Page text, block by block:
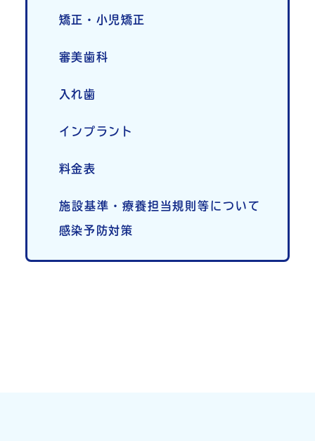
矯正・小児矯正
審美歯科
入れ歯
インプラント
料金表
施設基準・療養担当規則等について
感染予防対策